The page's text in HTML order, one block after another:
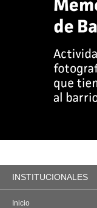
INSTITUCIONALES
Inicio